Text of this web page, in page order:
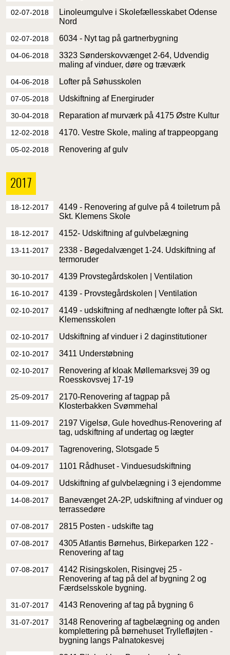
02-07-2018
Linoleumgulve i Skolefællesskabet Odense
Nord
02-07-2018 6034 - Nyt tag på gartnerbygning
04-06-2018
3323 Sønderskovvænget 2-64, Udvendig
maling af vinduer, døre og træværk
04-06-2018 Lofter på Søhusskolen
07-05-2018 Udskiftning af Energiruder
30-04-2018 Reparation af murværk på 4175 Østre Kultur
12-02-2018 4170. Vestre Skole, maling af trappeopgang
05-02-2018 Renovering af gulv
2017
18-12-2017
4149 - Renovering af gulve på 4 toiletrum på
Skt. Klemens Skole
18-12-2017 4152- Udskiftning af gulvbelægning
13-11-2017
2338 - Bøgedalvænget 1-24. Udskiftning af
termoruder
30-10-2017 4139 Provstegårdskolen | Ventilation
16-10-2017 4139 - Provstegårdskolen | Ventilation
02-10-2017
4149 - udskiftning af nedhængte lofter på Skt.
Klemensskolen
02-10-2017 Udskiftning af vinduer i 2 daginstitutioner
02-10-2017 3411 Understøbning
02-10-2017
Renovering af kloak Møllemarksvej 39 og
Roesskovsvej 17-19
25-09-2017
2170-Renovering af tagpap på
Klosterbakken Svømmehal
11-09-2017
2197 Vigelsø, Gule hovedhus-Renovering af
tag, udskiftning af undertag og lægter
04-09-2017 Tagrenovering, Slotsgade 5
04-09-2017 1101 Rådhuset - Vinduesudskiftning
04-09-2017 Udskiftning af gulvbelægning i 3 ejendomme
14-08-2017
Banevænget 2A-2P, udskiftning af vinduer og
terrassedøre
07-08-2017 2815 Posten - udskifte tag
07-08-2017
4305 Atlantis Børnehus, Birkeparken 122 -
Renovering af tag
07-08-2017
4142 Risingskolen, Risingvej 25 -
Renovering af tag på del af bygning 2 og
Færdselsskole bygning.
31-07-2017 4143 Renovering af tag på bygning 6
31-07-2017
3148 Renovering af tagbelægning og anden
komplettering på børnehuset Tryllefløjten -
bygning langs Palnatokesvej